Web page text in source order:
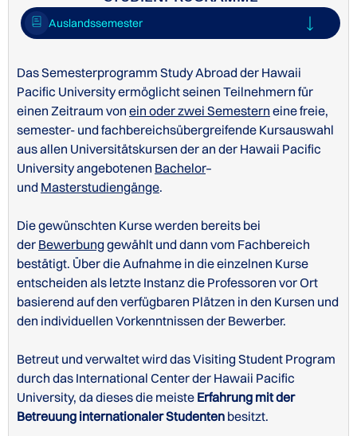
Website der Hawaii Pacific University zu
Unterkünften für internationale Studenten
Auslandssemester
Gap Year-Programm der Hawaii Pacific University
Aufbaustudiengänge der Hawaii Pacific University
Das Semesterprogramm Study Abroad der Hawaii
Pacific University ermöglicht seinen Teilnehmern für
einen Zeitraum von ein oder zwei Semestern eine freie,
semester- und fachbereichsübergreifende Kursauswahl
aus allen Universitätskursen der an der Hawaii Pacific
University angebotenen Bachelor–
und Masterstudiengänge.
Die gewünschten Kurse werden bereits bei
der Bewerbung gewählt und dann vom Fachbereich
bestätigt. Über die Aufnahme in die einzelnen Kurse
entscheiden als letzte Instanz die Professoren vor Ort
basierend auf den verfügbaren Plätzen in den Kursen und
den individuellen Vorkenntnissen der Bewerber.
Betreut und verwaltet wird das Visiting Student Program
durch das International Center der Hawaii Pacific
University, da dieses die meiste Erfahrung mit der
Betreuung internationaler Studenten besitzt.